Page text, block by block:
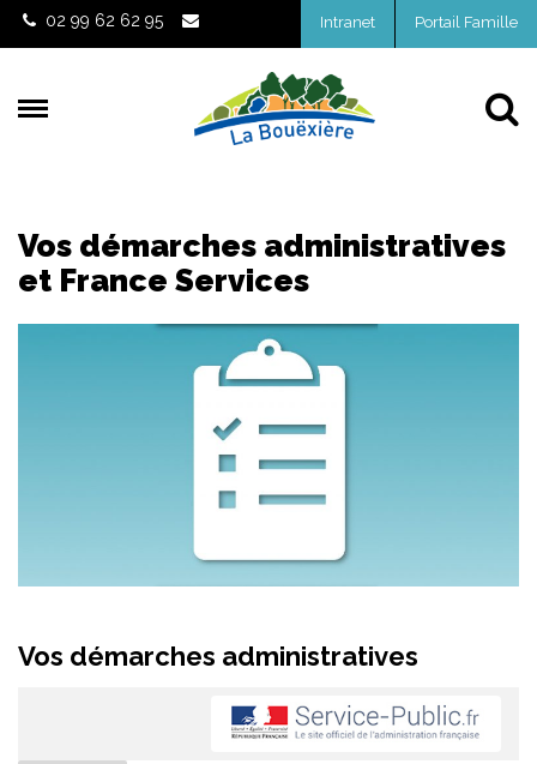
Gestion des traceurs
02 99 62 62 95 Intranet Portail Famille
Vos démarches administratives
et France Services
Vos démarches administratives